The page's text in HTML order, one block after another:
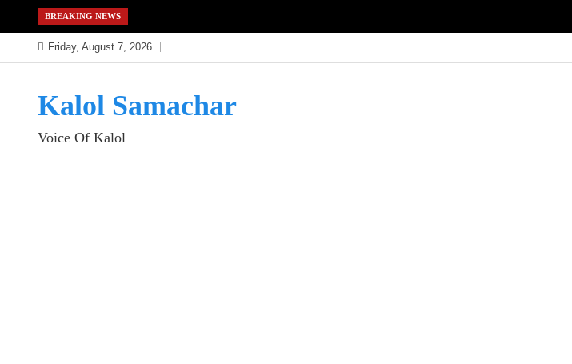
to
content
BREAKING NEWS
Friday, August 7, 2026
Kalol Samachar
Voice Of Kalol